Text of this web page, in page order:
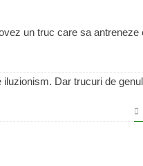
un truc care sa antreneze
Dar trucuri de